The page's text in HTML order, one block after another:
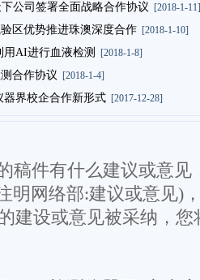
公司签署全面战略合作协议 [2018-1-11]
区优势推进珠澳深度合作[2018-1-10]
用AI进行血液检测 [2018-1-8]
合作协议 [2018-1-4]
器界校企合作新形式[2017-12-28]
稿件有什么建议或意见
明网络部:建议或意见)
建设或意见被采纳，